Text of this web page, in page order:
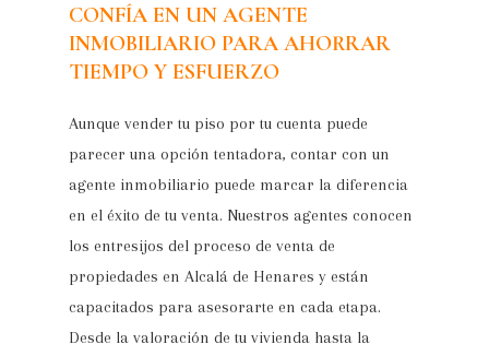
CONFÍA EN UN AGENTE
INMOBILIARIO PARA AHORRAR
TIEMPO Y ESFUERZO
Aunque vender tu piso por tu cuenta puede
parecer una opción tentadora, contar con un
agente inmobiliario puede marcar la diferencia
en el éxito de tu venta. Nuestros agentes conocen
los entresijos del proceso de venta de
propiedades en Alcalá de Henares y están
capacitados para asesorarte en cada etapa.
Desde la valoración de tu vivienda hasta la